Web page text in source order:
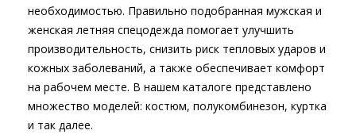
необходимостью. Правильно подобранная мужская и
женская летняя спецодежда помогает улучшить
производительность, снизить риск тепловых ударов и
кожных заболеваний, а также обеспечивает комфорт
на рабочем месте. В нашем каталоге представлено
множество моделей: костюм, полукомбинезон, куртка
и так далее.